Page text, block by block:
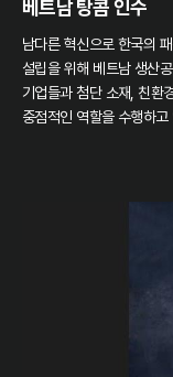
베트남 탕콤 인수
남다른 혁신으로 한국의
설립을 위해 베트남 생산
기업들과 첨단 소재, 친환
중점적인 역할을 수행하고